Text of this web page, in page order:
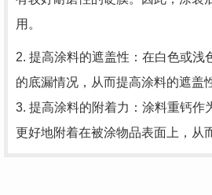
用。
2. 提高涂料的遮盖性：在白色或
的底漏情况，从而提高涂料的遮盖
3. 提高涂料的附着力：涂料重钙作
更好地附着在被涂物品表面上，从